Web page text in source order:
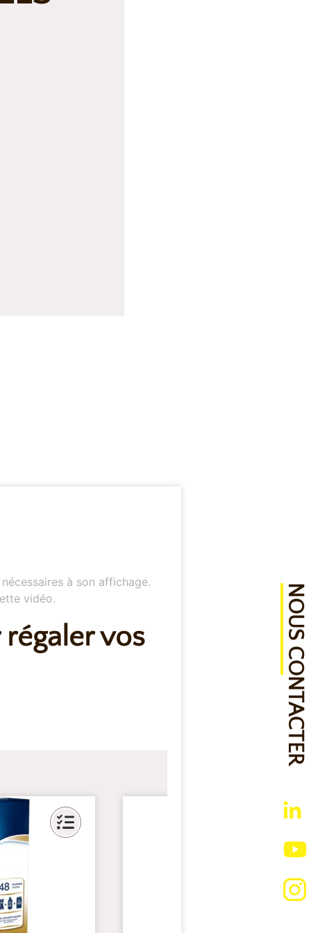
NOUS CONTACTER
à son affichage.
vidéo.
vos